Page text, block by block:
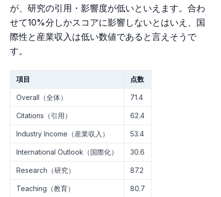
が、研究の引用・影響度が低いといえます。合わ
せて10%分しかスコアに影響しないとはいえ、国
際性と産業収入は低い数値であると言えそうで
す。
項目 点数
Overall（全体） 71.4
Citations（引用） 62.4
Industry Income（産業収入） 53.4
International Outlook（国際化） 30.6
Research（研究） 87.2
Teaching（教育） 80.7